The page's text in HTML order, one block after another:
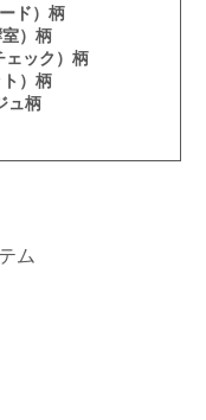
ド）柄
）柄
ック）柄
）柄
ュ柄
ム